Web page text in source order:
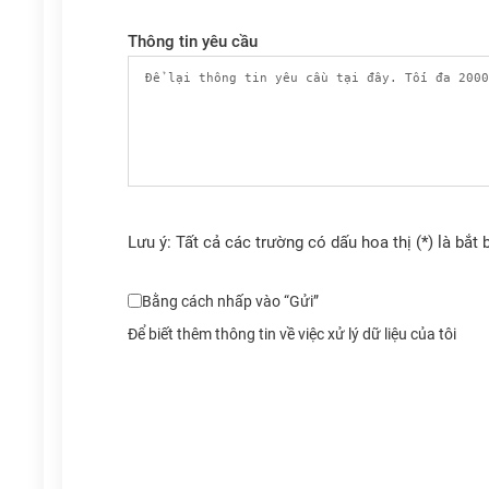
Thông tin yêu cầu
Lưu ý: Tất cả các trường có dấu hoa thị (*) là bắt
Bằng cách nhấp vào “Gửi”
Để biết thêm thông tin về việc xử lý dữ liệu của tôi